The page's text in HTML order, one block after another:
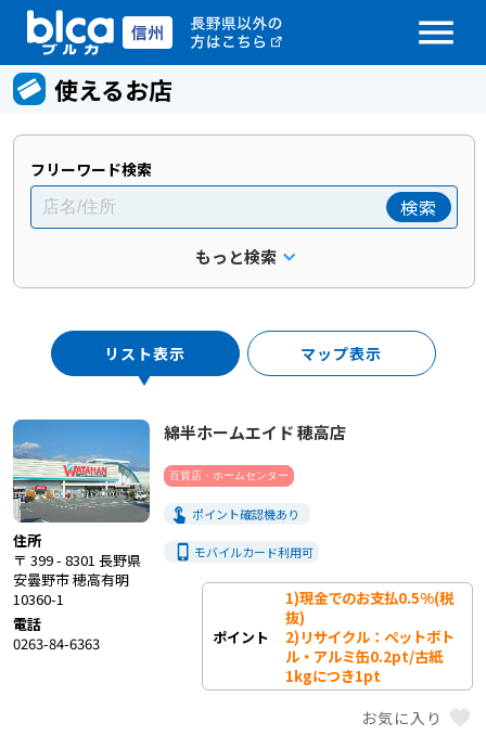
menu
使えるお店
フリーワード検索
検索
もっと検索
リスト表示 マップ表示
住所
〒 399 - 8301 長野県
安曇野市 穂高有明
10360-1
電話
0263-84-6363
綿半ホームエイド 穂高店
百貨店・ホームセンター
touch_app ポイント確認機あり
phone_iphone モバイルカード利用可
ポイント
1)現金でのお支払0.5%(税
抜)
2)リサイクル：ペットボト
ル・アルミ缶0.2pt/古紙
1kgにつき1pt
お気に入り favorite